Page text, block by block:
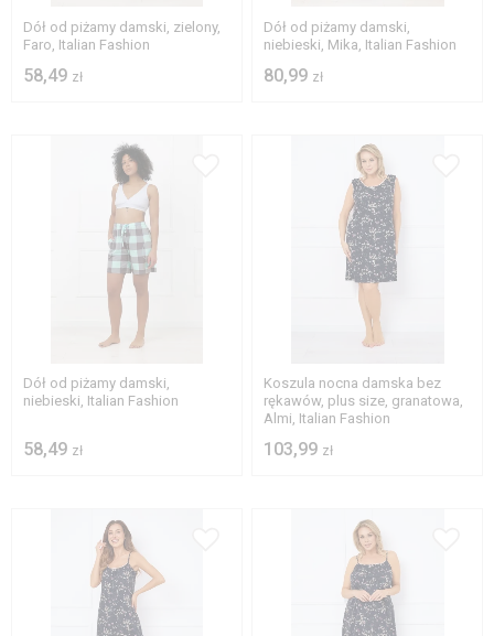
Dół od piżamy damski, zielony,
Faro, Italian Fashion
58,49 zł
Dół od piżamy damski,
niebieski, Mika, Italian Fashion
80,99 zł
M L
Dół od piżamy damski,
niebieski, Italian Fashion
58,49 zł
Koszula nocna damska bez
rękawów, plus size, granatowa,
Almi, Italian Fashion
103,99 zł